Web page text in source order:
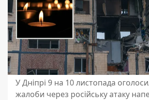
У Дніпрі 9 на 10 листопада
жалоби через російську атаку